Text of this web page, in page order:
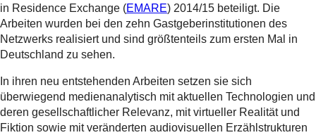
in Residence Exchange (EMARE) 2014/15 beteiligt. Die
Arbeiten wurden bei den zehn Gastgeberinstitutionen des
Netzwerks realisiert und sind größtenteils zum ersten Mal in
Deutschland zu sehen.
In ihren neu entstehenden Arbeiten setzen sie sich
überwiegend medienanalytisch mit aktuellen Technologien und
deren gesellschaftlicher Relevanz, mit virtueller Realität und
Fiktion sowie mit veränderten audiovisuellen Erzählstrukturen